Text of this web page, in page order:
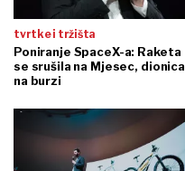
tvrtke i tržišta
Poniranje SpaceX-a: Raketa
se srušila na Mjesec, dionica
na burzi